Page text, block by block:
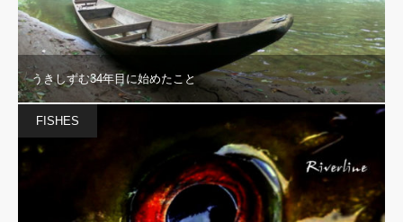
うきしずむ34年目に始めたこと
FISHES